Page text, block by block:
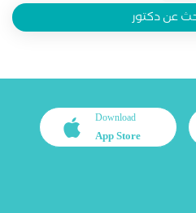
عن دكتور
Download
App Store